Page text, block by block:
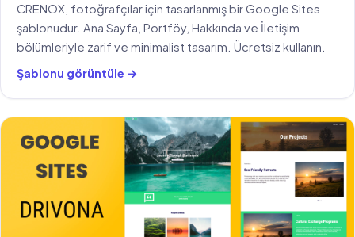
CRENOX, fotoğrafçılar için tasarlanmış bir Google Sites
şablonudur. Ana Sayfa, Portföy, Hakkında ve İletişim
bölümleriyle zarif ve minimalist tasarım. Ücretsiz kullanın.
Şablonu görüntüle →